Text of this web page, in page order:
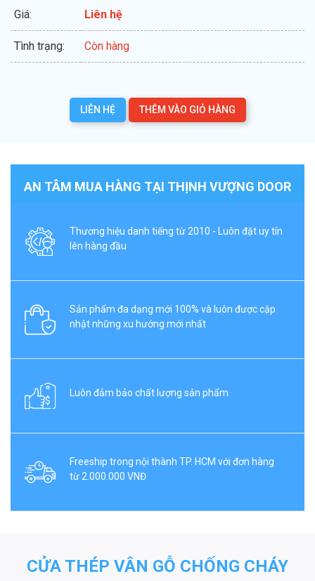
Giá: Liên hệ
Tình trạng: Còn hàng
LIÊN HỆ THÊM VÀO GIỎ HÀNG
AN TÂM MUA HÀNG TẠI THỊNH VƯỢNG DOOR
Thương hiệu danh tiếng từ 2010 - Luôn đặt uy tín
lên hàng đầu
Sản phẩm đa dạng mới 100% và luôn được cập
nhật những xu hướng mới nhất
Luôn đảm bảo chất lượng sản phẩm
Freeship trong nội thành TP. HCM với đơn hàng
từ 2.000.000 VNĐ
CỬA THÉP VÂN GỖ CHỐNG CHÁY